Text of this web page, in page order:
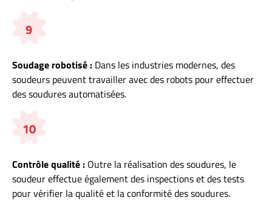
9
Soudage robotisé : Dans les industries modernes, des
soudeurs peuvent travailler avec des robots pour effectuer
des soudures automatisées.
10
Contrôle qualité : Outre la réalisation des soudures, le
soudeur effectue également des inspections et des tests
pour vérifier la qualité et la conformité des soudures.